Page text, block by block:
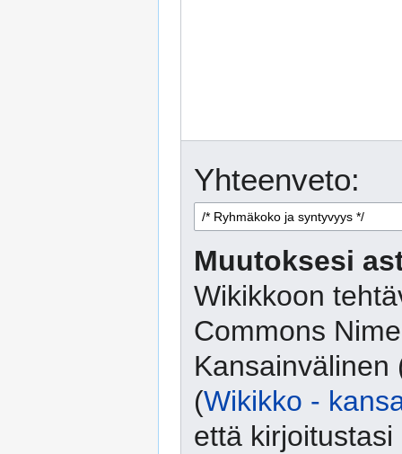
Yhteenveto:
Muutoksesi
Wikikkoon
Commons
Kansainvälinen
(Wikikko -
että